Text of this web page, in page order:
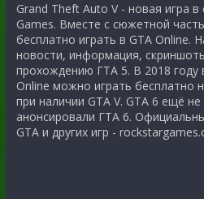
Grand Theft Auto V - новая игра
Games. Вместе с сюжетной
бесплатно играть в GTA Online.
новости, информация,
прохождению ГТА 5. В 2018 году
Online можно играть бесплатно
при наличии GTA V. GTA 6 ещё
анонсировали ГТА 6.
GTA и других игр -